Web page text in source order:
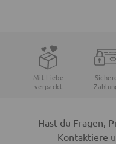
Mit Liebe
verpackt
Hast du Fragen,
Kontaktiere